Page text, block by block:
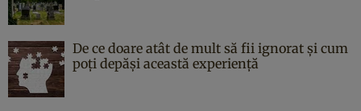
De ce doare atât de mult să fii ignorat și cum
poți depăși această experiență